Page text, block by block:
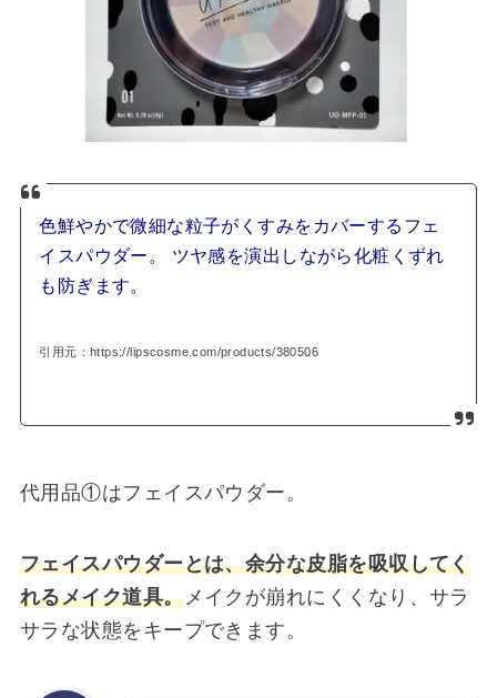
色鮮やかで微細な粒子がくすみをカバーするフェ
イスパウダー。 ツヤ感を演出しながら化粧くずれ
も防ぎます。
引用元：https://lipscosme.com/products/380506
代用品①はフェイスパウダー。
フェイスパウダーとは、余分な皮脂を吸収してく
れるメイク道具。メイクが崩れにくくなり、サラ
サラな状態をキープできます。